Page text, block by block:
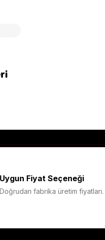
Uygun Fiyat Seçeneği
Doğrudan fabrika üretim fiyatları.